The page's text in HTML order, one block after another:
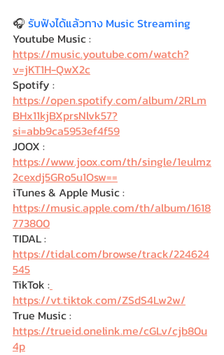
🎧 รับฟังได้แล้วทาง Music Streaming
Youtube Music :
https://music.youtube.com/watch?
v=jKT1H-QwX2c
Spotify :
https://open.spotify.com/album/2RLm
BHx11kjBXprsNlvk57?
si=abb9ca5953ef4f59
JOOX :
https://www.joox.com/th/single/1eulmz
2cexdj5GRo5u1Osw==
iTunes & Apple Music :
https://music.apple.com/th/album/1618
773800
TIDAL :
https://tidal.com/browse/track/224624
545
TikTok :
https://vt.tiktok.com/ZSdS4Lw2w/
True Music :
https://trueid.onelink.me/cGLv/cjb80u
4p